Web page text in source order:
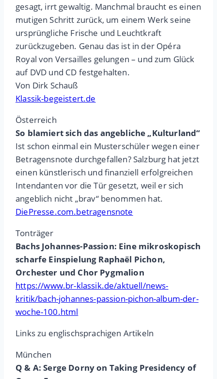
gesagt, irrt gewaltig. Manchmal braucht es einen
mutigen Schritt zurück, um einem Werk seine
ursprüngliche Frische und Leuchtkraft
zurückzugeben. Genau das ist in der Opéra
Royal von Versailles gelungen – und zum Glück
auf DVD und CD festgehalten.
Von Dirk Schauß
Klassik-begeistert.de
Österreich
So blamiert sich das angebliche „Kulturland“
Ist schon einmal ein Musterschüler wegen einer
Betragensnote durchgefallen? Salzburg hat jetzt
einen künstlerisch und finanziell erfolgreichen
Intendanten vor die Tür gesetzt, weil er sich
angeblich nicht „brav“ benommen hat.
DiePresse.com.betragensnote
Tonträger
Bachs Johannes-Passion: Eine mikroskopisch
scharfe Einspielung Raphaël Pichon,
Orchester und Chor Pygmalion
https://www.br-klassik.de/aktuell/news-
kritik/bach-johannes-passion-pichon-album-der-
woche-100.html
Links zu englischsprachigen Artikeln
München
Q & A: Serge Dorny on Taking Presidency of